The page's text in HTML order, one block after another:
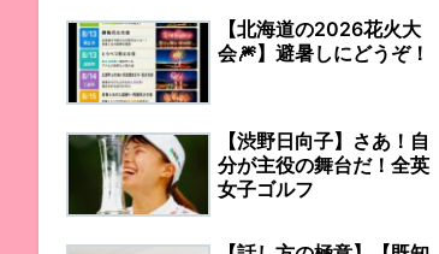
【北海道の2026花火大
会🎆】避暑しにどうぞ！
【渋野日向子】さあ！自
分が主役の舞台だ！全英
女子ゴルフ